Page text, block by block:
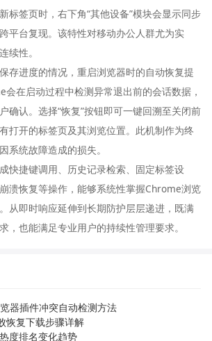
标签页时，右下角“其他设备”模块会显示同步
平台复现。该特性对移动办公人群尤为实
续性。
存进度的情况，重启浏览器时的自动恢复提
会在启动过程中检测异常退出前的会话数据，
确认。选择“恢复”按钮即可一键回溯至关闭前
打开的标签页及其浏览位置。此机制作为终
系统故障造成的损失。
快捷键调用、历史记录检索、固定标签设
溃恢复等操作，能够系统性掌握Chrome浏览
从即时响应延伸到长期防护层层递进，既满
，也能满足专业用户的持续性管理要求。
器插件冲突自动检测方法
恢复下载步骤详解
度排名变化趋势